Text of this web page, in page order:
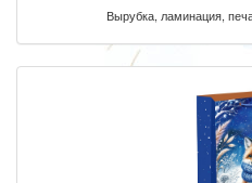
Вырубка, ламинация,